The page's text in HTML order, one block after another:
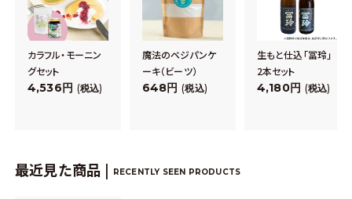
カラフル・モーニン
グセット
4,536 税込
魔法のベジパンケ
ーキ（ビーツ）
648 税込
生もと仕込「冨玲」
2本セット
4,180 税込
最近見た商品 | RECENTLY SEEN PRODUCTS